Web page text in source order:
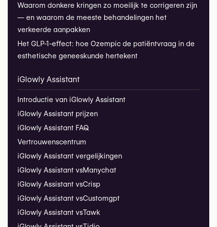
Waarom donkere kringen zo moeilijk te corrigeren zijn
— en waarom de meeste behandelingen het
verkeerde aanpakken
Het GLP-1-effect: hoe Ozempic de patiëntvraag in de
esthetische geneeskunde hertekent
iGlowly Assistant
Introductie van iGlowly Assistant
iGlowly Assistant prijzen
iGlowly Assistant FAQ
Vertrouwenscentrum
iGlowly Assistant vergelijkingen
iGlowly Assistant vsManychat
iGlowly Assistant vsCrisp
iGlowly Assistant vsCustomgpt
iGlowly Assistant vsTawk